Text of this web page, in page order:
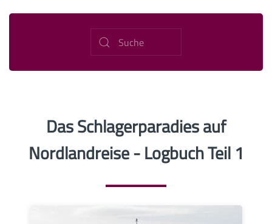
Das Schlagerparadies auf
Nordlandreise - Logbuch Teil 1